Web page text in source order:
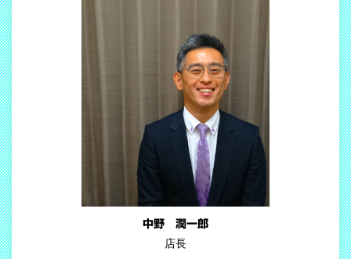
中野 潤一郎
店長